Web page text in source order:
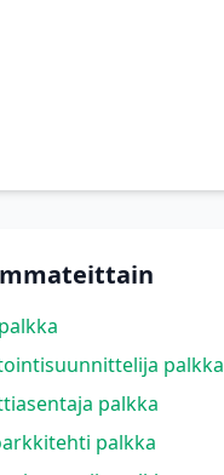
palkka
palkka
palkka